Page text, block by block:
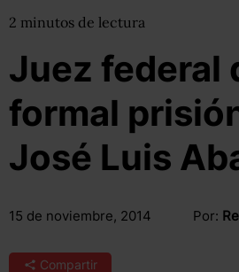
2 minutos de lectura
Juez federal
formal
José Luis
15 de noviembre, 2014 Por:
Compartir